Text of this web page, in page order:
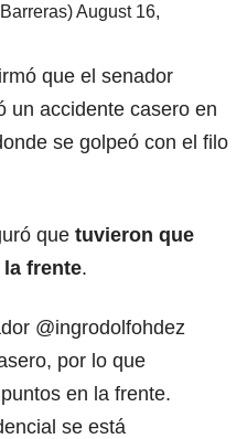
August 16,
que el senador
un accidente casero en
se golpeó con el filo
que tuvieron que
frente.
@ingrodolfohdez
por lo que
en la frente.
se está